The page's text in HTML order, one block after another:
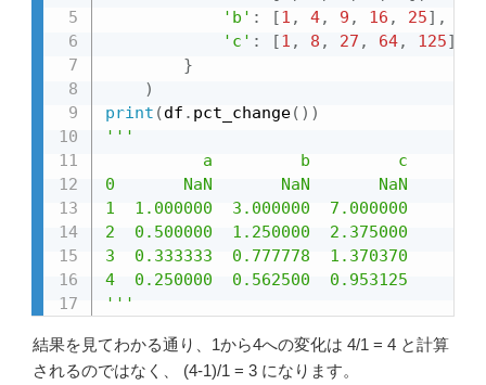
'b' : [1 , 4, 9 , 16 , 25] ,
'c' : [1 , 8 , 27 , 64, 125]
}
)
print (df . pct_change( ) )
'''
          a         b         c
0       NaN       NaN       NaN
1  1.000000  3.000000  7.000000
2  0.500000  1.250000  2.375000
3  0.333333  0.777778  1.370370
4  0.250000  0.562500  0.953125
'''
結果を見てわかる通り、1から4への変化は 4/1 = 4 と計算
されるのではなく、 (4-1)/1 = 3 になります。